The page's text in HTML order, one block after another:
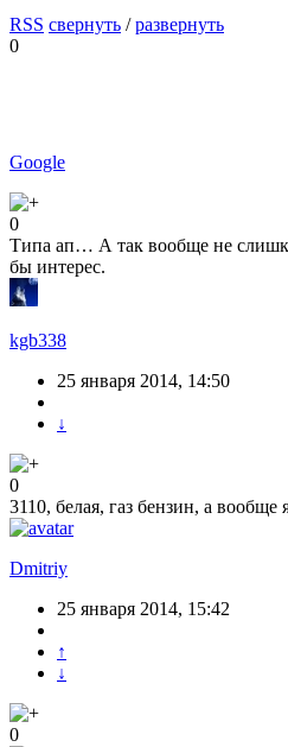
RSS свернуть /развернуть
0
Google
0
Типа ап… А так вообще не
бы интерес.
kgb338
25 января 2014, 14:50
↓
0
3110, белая, газ бензин, а вообще
Dmitriy
25 января 2014, 15:42
↑
↓
0